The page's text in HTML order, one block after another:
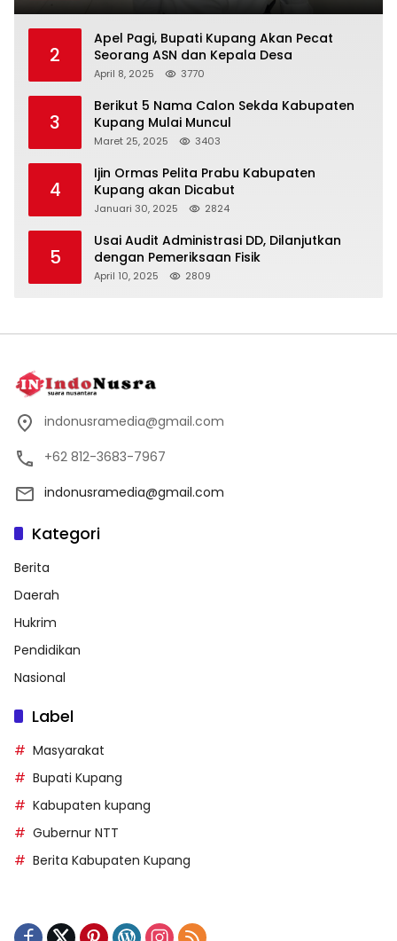
2
Apel Pagi, Bupati Kupang Akan Pecat
Seorang ASN dan Kepala Desa
April 8, 2025 3770
3
Berikut 5 Nama Calon Sekda Kabupaten
Kupang Mulai Muncul
Maret 25, 2025 3403
4
Ijin Ormas Pelita Prabu Kabupaten
Kupang akan Dicabut
Januari 30, 2025 2824
5
Usai Audit Administrasi DD, Dilanjutkan
dengan Pemeriksaan Fisik
April 10, 2025 2809
indonusramedia@gmail.com
+62 812-3683-7967
indonusramedia@gmail.com
Kategori
Berita
Daerah
Hukrim
Pendidikan
Nasional
Label
Masyarakat
Bupati Kupang
Kabupaten kupang
Gubernur NTT
Berita Kabupaten Kupang